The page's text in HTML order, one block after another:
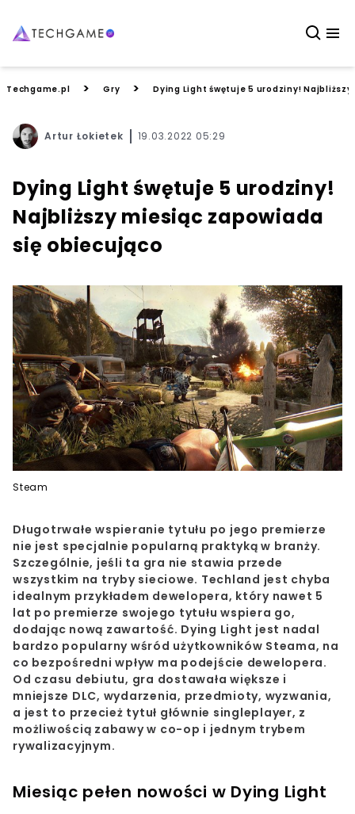
Techgame.pl > Gry > Dying Light śwętuje 5 urodziny!
Artur Łokietek 19.03.2022 05:29
Dying Light śwętuje 5 urodziny!
Najbliższy miesiąc zapowiada
się obiecująco
Steam
Długotrwałe wspieranie tytułu po jego premierze
nie jest specjalnie popularną praktyką w branży.
Szczególnie, jeśli ta gra nie stawia przede
wszystkim na tryby sieciowe. Techland jest chyba
idealnym przykładem dewelopera, który nawet 5
lat po premierze swojego tytułu wspiera go,
dodając nową zawartość. Dying Light jest nadal
bardzo popularny wśród użytkowników Steama, na
co bezpośredni wpływ ma podejście dewelopera.
Od czasu debiutu, gra dostawała większe i
mniejsze DLC, wydarzenia, przedmioty, wyzwania,
a jest to przecież tytuł głównie singleplayer, z
możliwością zabawy w co-op i jednym trybem
rywalizacyjnym.
Miesiąc pełen nowości w Dying Light